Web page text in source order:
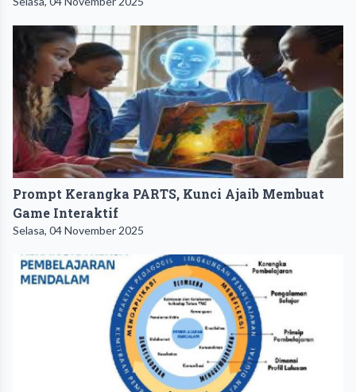
Prompt Kerangka PARTS, Kunci Ajaib Membuat
Game Interaktif
Selasa, 04 November 2025